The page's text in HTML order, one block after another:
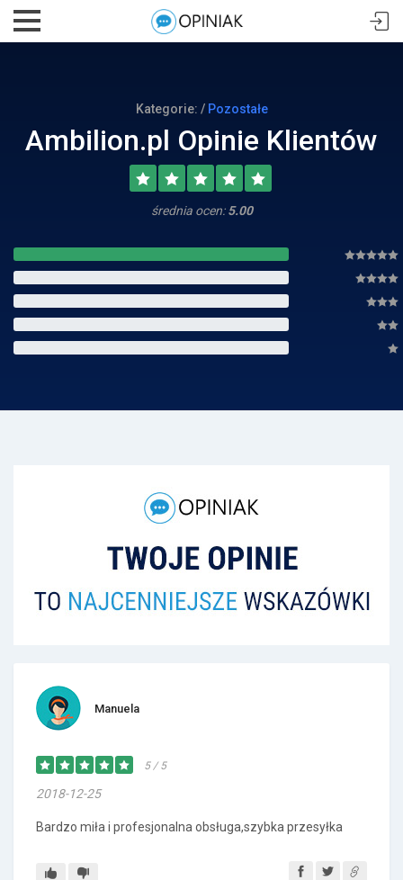
Kategorie: / Pozostałe
Ambilion.pl Opinie Klientów
średnia ocen:5.00
Manuela
5 / 5
2018-12-25
Bardzo miła i profesjonalna obsługa,szybka przesyłka